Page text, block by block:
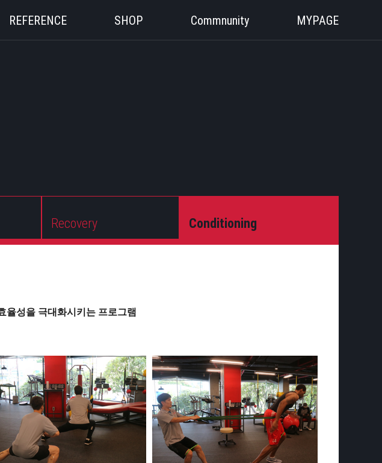
REFERENCE SHOP Commnunity MYPAGE
Recovery Conditioning
율성을 극대화시키는 프로그램